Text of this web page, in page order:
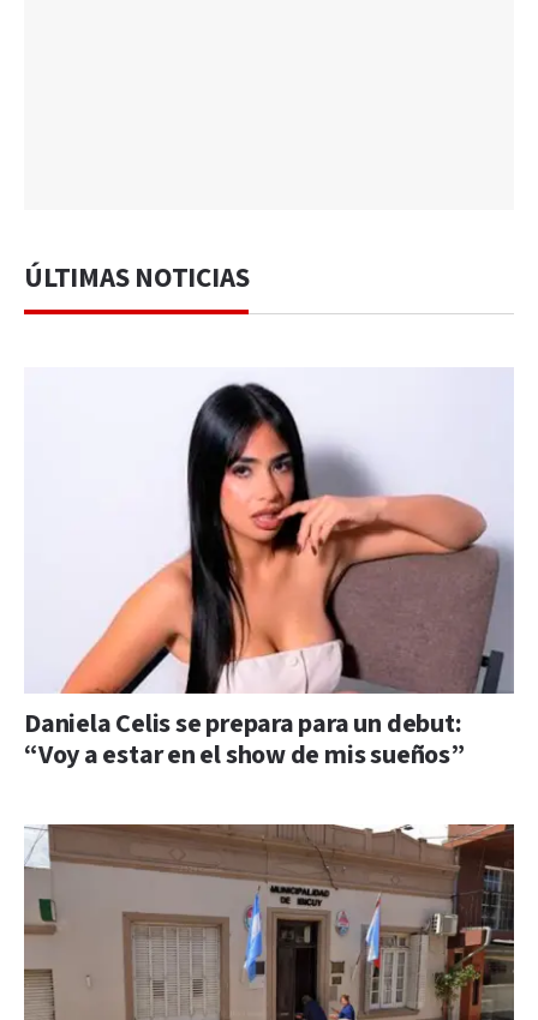
ÚLTIMAS NOTICIAS
Daniela Celis se prepara para un debut:
“Voy a estar en el show de mis sueños”